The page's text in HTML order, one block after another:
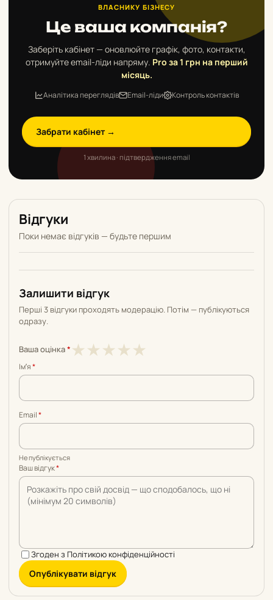
ВЛАСНИКУ БІЗНЕСУ
Це ваша компанія?
Заберіть кабінет — оновлюйте графік, фото, контакти,
отримуйте email-ліди напряму. Pro за 1 грн на перший
місяць.
Аналітика переглядів Email-ліди Контроль контактів
Забрати кабінет →
1 хвилина · підтвердження email
Відгуки
Поки немає відгуків — будьте першим
Залишити відгук
Перші 3 відгуки проходять модерацію. Потім — публікуються
одразу.
Ваша оцінка* ★
5
★4
5
★3
5
★2
5
★1
5
Імʼя*
Email*
Не публікується
Ваш відгук*
Згоден з Політикою конфіденційності
Опублікувати відгук